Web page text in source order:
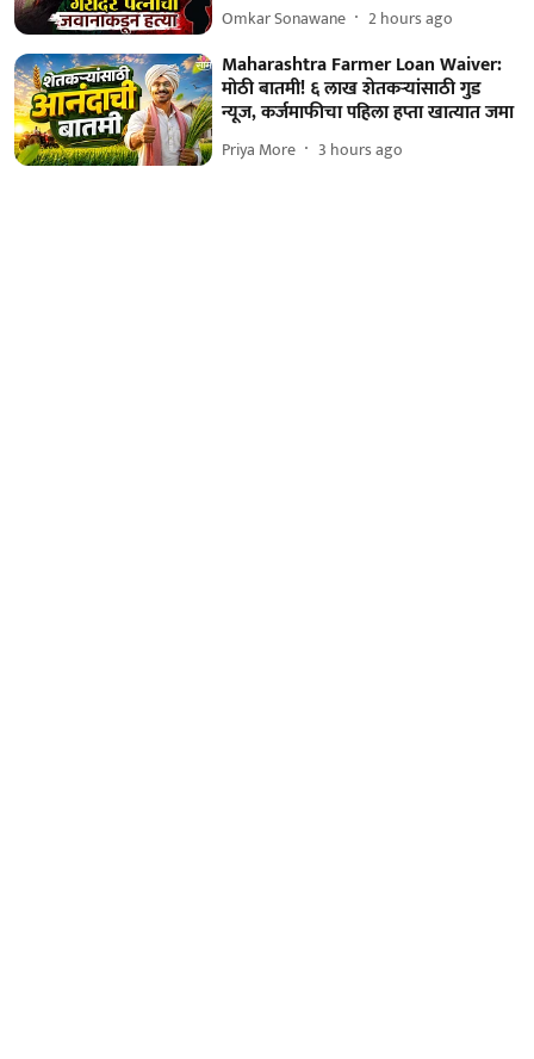
Omkar Sonawane 2 hours ago
Maharashtra Farmer Loan Waiver:
मोठी बातमी! ६ लाख शेतकऱ्यांसाठी गुड
न्यूज, कर्जमाफीचा पहिला हप्ता खात्यात जमा
Priya More 3 hours ago